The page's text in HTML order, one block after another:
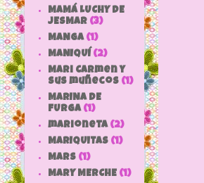
MAMÁ LUCHY DE
JESMAR (3)
MANGA (1)
MANIQUÍ (2)
Mari Carmen y
sus muñecos (1)
MARINA DE
FURGA (1)
marioneta (2)
MARIQUITAS (1)
MARS (1)
MARY MERCHE (1)